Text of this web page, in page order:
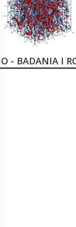
- BADANIA I